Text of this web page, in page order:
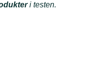
i testen.